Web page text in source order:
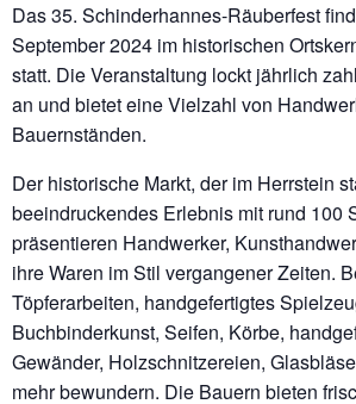
Das 35. Schinderhannes-Räuberfest
September 2024 im historischen
statt. Die Veranstaltung lockt jährlich
an und bietet eine Vielzahl von
Bauernständen.
Der historische Markt, der im Herrstein
beeindruckendes Erlebnis mit rund 100
präsentieren Handwerker,
ihre Waren im Stil vergangener Zeiten.
Töpferarbeiten, handgefertigtes
Buchbinderkunst, Seifen, Körbe,
Gewänder, Holzschnitzereien,
mehr bewundern. Die Bauern bieten